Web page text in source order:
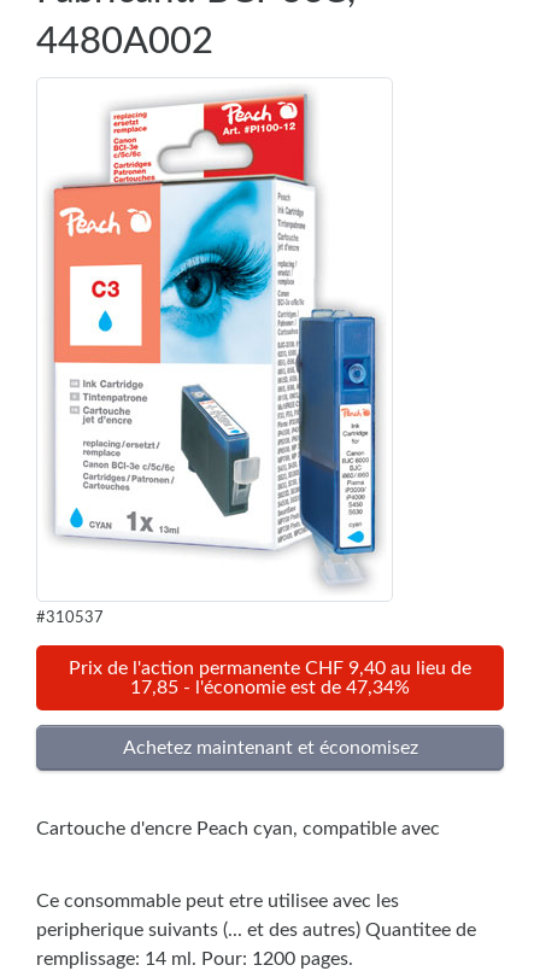
4480A002
#310537
Prix de l'action permanente CHF 9,40 au lieu de
17,85 - l'économie est de 47,34%
Cartouche d'encre Peach cyan, compatible avec
Ce consommable peut etre utilisee avec les
peripherique suivants (... et des autres) Quantitee de
remplissage: 14 ml. Pour: 1200 pages.